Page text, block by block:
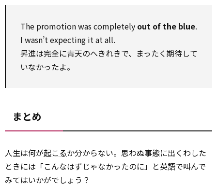
The promotion was completely out of the blue.
I wasn’t expecting it at all.
昇進は完全に青天のへきれきで、まったく期待して
いなかったよ。
まとめ
人生は何が起こるか分からない。思わぬ事態に出くわした
ときには「こんなはずじゃなかったのに」と英語で叫んで
みてはいかがでしょう？